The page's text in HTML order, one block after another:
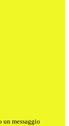
un messaggio